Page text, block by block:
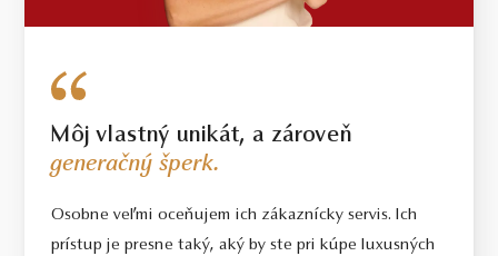
Môj vlastný unikát, a zároveň
generačný šperk.
Osobne veľmi oceňujem ich zákaznícky servis. Ich
prístup je presne taký, aký by ste pri kúpe luxusných